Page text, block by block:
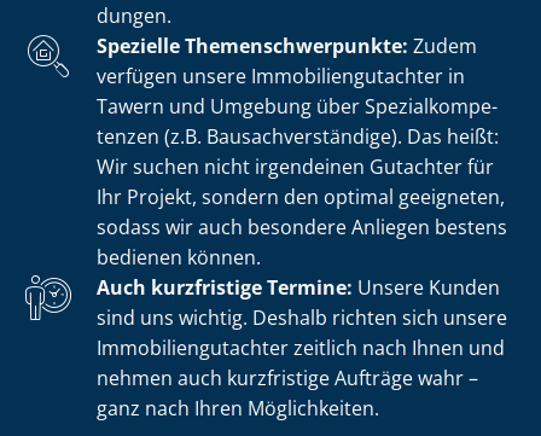
dun­gen.
Spezielle The­men­schwer­punk­te: Zudem
verfügen unsere Im­mo­bi­li­en­gut­ach­ter in
Tawern und Umgebung über Spe­zi­al­kom­pe­
ten­zen (z.B. Bau­sach­ver­stän­di­ge). Das heißt:
Wir suchen nicht irgendeinen Gutachter für
Ihr Projekt, sondern den optimal geeigneten,
sodass wir auch besondere Anliegen bestens
bedienen können.
Auch kurzfristige Termine: Unsere Kunden
sind uns wichtig. Deshalb richten sich unsere
Im­mo­bi­li­en­gut­ach­ter zeitlich nach Ihnen und
nehmen auch kurzfristige Aufträge wahr –
ganz nach Ihren Möglichkeiten.